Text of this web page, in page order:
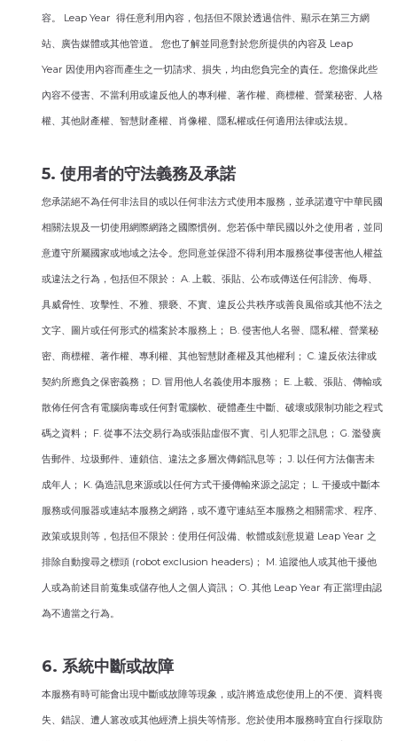
容。 Leap Year 得任意利用內容，包括但不限於透過信件、顯示在第三方網
站、廣告媒體或其他管道。 您也了解並同意對於您所提供的內容及 Leap
Year 因使用內容而產生之一切請求、損失，均由您負完全的責任。您擔保此些
內容不侵害、不當利用或違反他人的專利權、著作權、商標權、營業秘密、人格
權、其他財產權、智慧財產權、肖像權、隱私權或任何適用法律或法規。
5. 使用者的守法義務及承諾
您承諾絕不為任何非法目的或以任何非法方式使用本服務，並承諾遵守中華民國
相關法規及一切使用網際網路之國際慣例。您若係中華民國以外之使用者，並同
意遵守所屬國家或地域之法令。您同意並保證不得利用本服務從事侵害他人權益
或違法之行為，包括但不限於： A. 上載、張貼、公布或傳送任何誹謗、侮辱、
具威脅性、攻擊性、不雅、猥褻、不實、違反公共秩序或善良風俗或其他不法之
文字、圖片或任何形式的檔案於本服務上； B. 侵害他人名譽、隱私權、營業秘
密、商標權、著作權、專利權、其他智慧財產權及其他權利； C. 違反依法律或
契約所應負之保密義務； D. 冒用他人名義使用本服務； E. 上載、張貼、傳輸或
散佈任何含有電腦病毒或任何對電腦軟、硬體產生中斷、破壞或限制功能之程式
碼之資料； F. 從事不法交易行為或張貼虛假不實、引人犯罪之訊息； G. 濫發廣
告郵件、垃圾郵件、連鎖信、違法之多層次傳銷訊息等； J. 以任何方法傷害未
成年人； K. 偽造訊息來源或以任何方式干擾傳輸來源之認定； L. 干擾或中斷本
服務或伺服器或連結本服務之網路，或不遵守連結至本服務之相關需求、程序、
政策或規則等，包括但不限於：使用任何設備、軟體或刻意規避 Leap Year 之
排除自動搜尋之標頭 (robot exclusion headers)； M. 追蹤他人或其他干擾他
人或為前述目前蒐集或儲存他人之個人資訊； O. 其他 Leap Year 有正當理由認
為不適當之行為。
6. 系統中斷或故障
本服務有時可能會出現中斷或故障等現象，或許將造成您使用上的不便、資料喪
失、錯誤、遭人篡改或其他經濟上損失等情形。您於使用本服務時宜自行採取防